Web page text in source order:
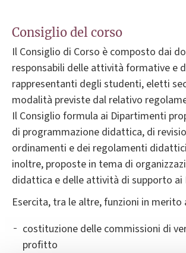
Consiglio del corso
Il Consiglio di Corso è composto dai
responsabili delle attività formative e
rappresentanti degli studenti, eletti
modalità previste dal relativo
Il Consiglio formula ai Dipartimenti
di programmazione didattica, di
ordinamenti e dei regolamenti
inoltre, proposte in tema di
didattica e delle attività di supporto ai
Esercita, tra le altre, funzioni in merito
costituzione delle commissioni di
profitto